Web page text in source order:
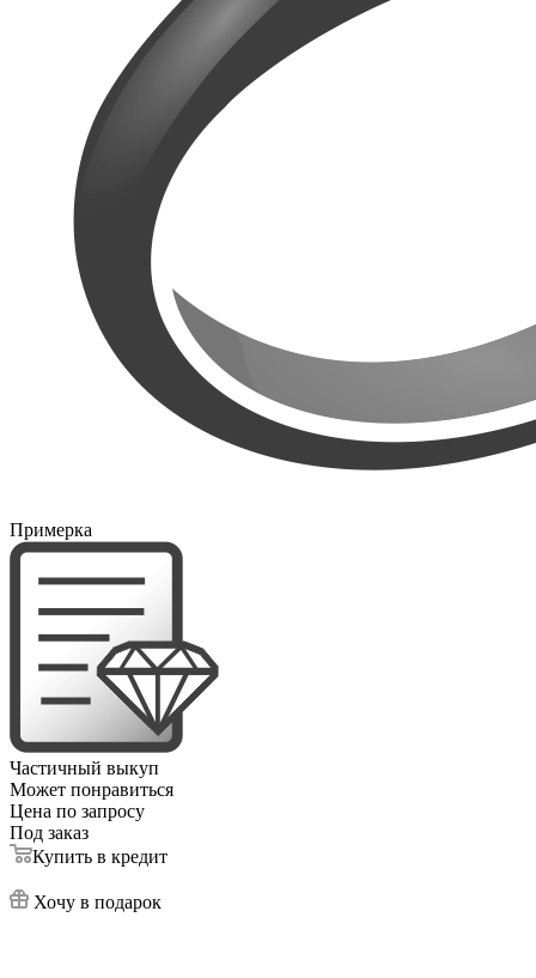
Примерка
Частичный выкуп
Может понравиться
Цена по запросу
Под заказ
Купить в кредит
Хочу в подарок